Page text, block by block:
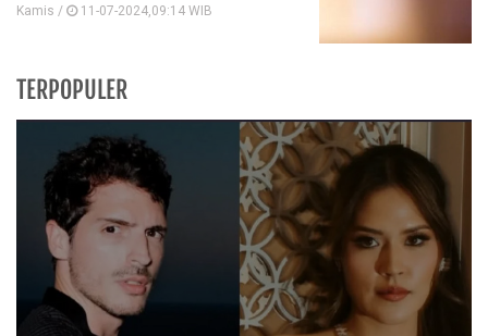
Kamis / 11-07-2024,09:14 WIB
TERPOPULER